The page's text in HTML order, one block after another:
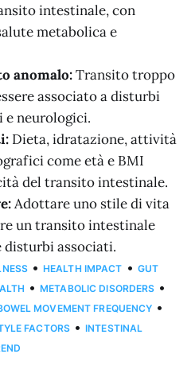
intestinale, con
metabolica e
anomalo:Transito troppo
associato a disturbi
neurologici.
Dieta, idratazione, attività
come età e BMI
del transito intestinale.
Adottare uno stile di vita
un transito intestinale
disturbi associati.
• HEALTH IMPACT • GUT
• METABOLIC DISORDERS •
MOVEMENT FREQUENCY •
FACTORS • INTESTINAL